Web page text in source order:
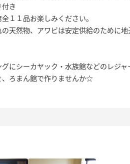
き
１１品お楽しみください。
天然物、アワビは安定供給のために地
にシーカヤック・水族館などのレジ
、ろまん館で作りませんか☆